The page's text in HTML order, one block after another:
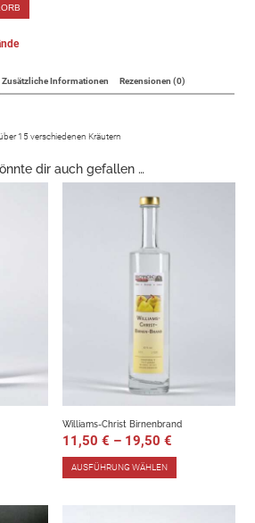
Zusätzliche Informationen Rezensionen (0)
15 verschiedenen Kräutern
dir auch gefallen …
Williams-Christ Birnenbrand
11,50€ – 19,50€
AUSFÜHRUNG WÄHLEN